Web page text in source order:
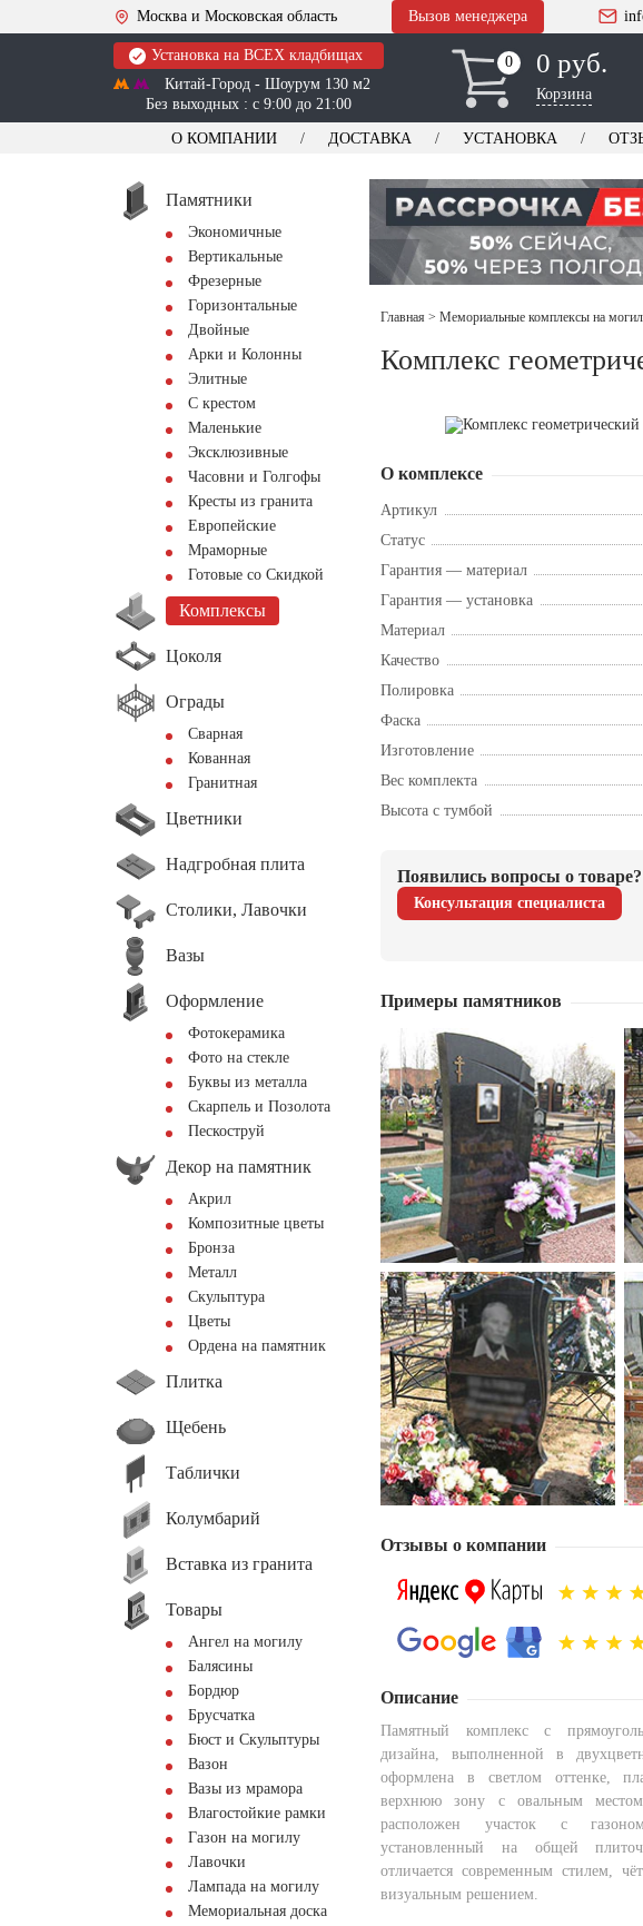
Москва и Московская область Вызов менеджера
Установка на ВСЕХ кладбищах
Китай-Город - Шоурум 130 м2
Без выходных : с 9:00 до 21:00
0
0 0 руб.
Корзина
О КОМПАНИИ ДОСТАВКА УСТАНОВКА
Памятники
Экономичные
Вертикальные
Фрезерные
Горизонтальные
Двойные
Арки и Колонны
Элитные
С крестом
Маленькие
Эксклюзивные
Часовни и Голгофы
Кресты из гранита
Европейские
Мраморные
Готовые со Скидкой
Комплексы
Цоколя
Ограды
Сварная
Кованная
Гранитная
Цветники
Надгробная плита
Столики, Лавочки
Вазы
Оформление
Фотокерамика
Фото на стекле
Буквы из металла
Скарпель и Позолота
Пескоструй
Декор на памятник
Акрил
Композитные цветы
Бронза
Металл
Скульптура
Цветы
Ордена на памятник
Плитка
Щебень
Таблички
Колумбарий
Вставка из гранита
Товары
Ангел на могилу
Балясины
Бордюр
Брусчатка
Бюст и Скульптуры
Вазон
Вазы из мрамора
Влагостойкие рамки
Газон на могилу
Лавочки
Лампада на могилу
Мемориальная доска
Главная > Мемориальные комплексы на
Комплекс
О комплексе
Артикул
Статус
Гарантия — материал
Гарантия — установка
Материал
Качество
Полировка
Фаска
Изготовление
Вес комплекта
Высота с тумбой
Появились вопросы о товаре?
Консультация специалиста
Примеры памятников
Отзывы о компании
Описание
Памятный комплекс с
дизайна, выполненной в
оформлена в светлом оттенке,
верхнюю зону с овальным
расположен участок с
установленный на общей
отличается современным стилем,
визуальным решением.